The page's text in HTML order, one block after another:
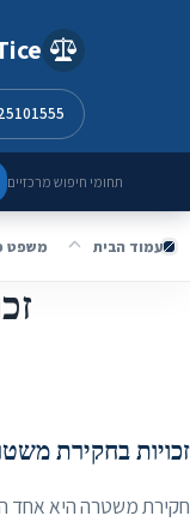
תחומי חיפוש מרכזיים
עמוד הבית משפט
זכויות בחקירת
חקירת משטרה היא אחד